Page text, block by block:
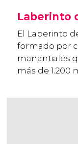
Laberinto
El Laberinto
formado por
manantiales
más de 1.200